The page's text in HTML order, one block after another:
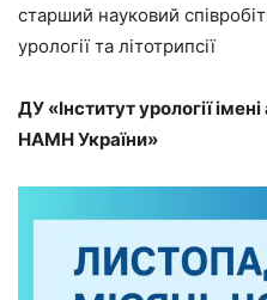
старший науковий
урології та літотрипсії
ДУ «Інститут урології
НАМН України»